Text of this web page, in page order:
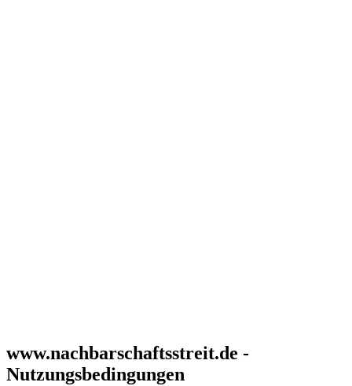
www.nachbarschaftsstreit.de -
Nutzungsbedingungen